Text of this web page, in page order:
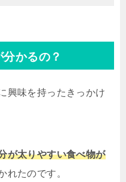
かるの？
興味を持ったきっかけ
が太りやすい食べ物が
れたのです。